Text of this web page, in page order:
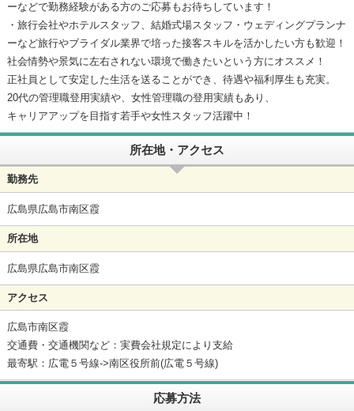
ーなどで勤務経験がある方のご応募もお待ちしています！
・旅行会社やホテルスタッフ、結婚式場スタッフ・ウェディングプランナ
ーなど旅行やブライダル業界で培った接客スキルを活かしたい方も歓迎！
社会情勢や景気に左右されない環境で働きたいという方にオススメ！
正社員として安定した生活を送ることができ、待遇や福利厚生も充実。
20代の管理職登用実績や、女性管理職の登用実績もあり、
キャリアアップを目指す若手や女性スタッフ活躍中！
所在地・アクセス
勤務先
広島県広島市南区霞
所在地
広島県広島市南区霞
アクセス
広島市南区霞
交通費・交通機関など：実費会社規定により支給
最寄駅：広電５号線->南区役所前(広電５号線)
応募方法